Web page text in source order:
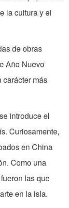
la cultura y el
de obras
Año Nuevo
carácter más
introduce el
Curiosamente,
en China
Como una
las que
en la isla.